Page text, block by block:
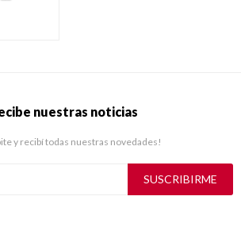
nuestras noticias
y recibí todas nuestras novedades!
SUSCRIBIRME